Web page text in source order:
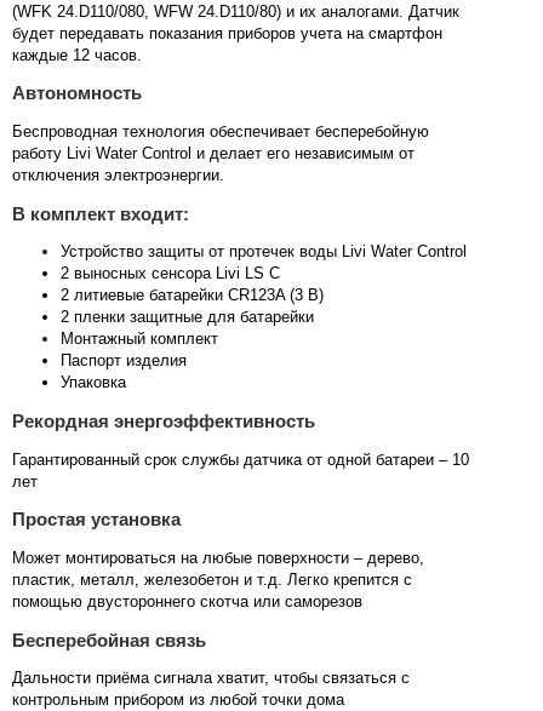
(WFK 24.D110/080, WFW 24.D110/80) и их аналогами. Датчик
будет передавать показания приборов учета на смартфон
каждые 12 часов.
Автономность
Беспроводная технология обеспечивает бесперебойную
работу Livi Water Control и делает его независимым от
отключения электроэнергии.
В комплект входит:
Устройство защиты от протечек воды Livi Water Control
2 выносных сенсора Livi LS C
2 литиевые батарейки CR123A (3 В)
2 пленки защитные для батарейки
Монтажный комплект
Паспорт изделия
Упаковка
Рекордная энергоэффективность
Гарантированный срок службы датчика от одной батареи – 10
лет
Простая установка
Может монтироваться на любые поверхности – дерево,
пластик, металл, железобетон и т.д. Легко крепится с
помощью двустороннего скотча или саморезов
Бесперебойная связь
Дальности приёма сигнала хватит, чтобы связаться с
контрольным прибором из любой точки дома